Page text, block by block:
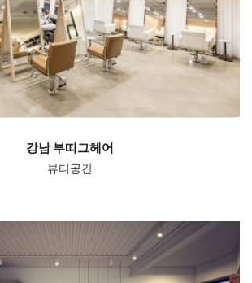
강남 부띠그헤어
뷰티공간